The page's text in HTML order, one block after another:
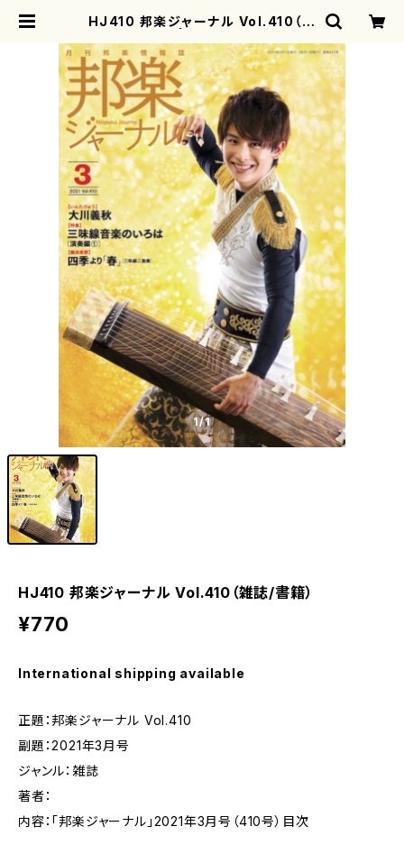
HJ410 邦楽ジャーナル Vol.410（雑
1/1
HJ410 邦楽ジャーナル Vol.410（雑誌/書籍）
¥770
International shipping available
正題：邦楽ジャーナル Vol.410
副題：2021年3月号
ジャンル：雑誌
著者：
内容：「邦楽ジャーナル」2021年3月号（410号）目次